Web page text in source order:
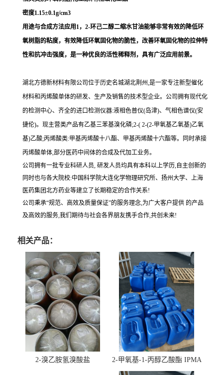
密度1.15±0.1g/cm3
用途与合成方法应用1，2-环己二醇二缩水甘油能够非常有效的降低环
氧树脂的粘度，有效降低环氧固化物的脆性，改善环氧固化物的拉伸特
性和抗冲击强度，是一种优良的活性稀释剂，具有广泛应用前景。
湖北方德新材料有限公司位于历史名城湖北荆州,是一家专注新型催化
材料和丙烯酸单体的研发、生产及销售的技术型企业。公司拥有现代化
的检测中心、齐全的进口检测仪器:液相色普仪(岛津)、气相色谱仪(安
捷伦)。现主营类产品有乙基三苯基溴化磷;2-( 2-(2-甲氧基乙氧基)乙氧
基)乙酸;丙烯酸类:甲基丙烯酸十八酯、甲基丙烯酸十六酯等。同时承接
丙烯酸单体,部分医药中间体的合成及代加工业务。
公司拥有一批专业科研人员, 研发人员均具有本科以上学历,自主创新的
同时也与各大院校:中国科学院大连化学物理研究所、扬州大学、上海
医药集团北方药业等建立了长期稳定的合作关系!
公司秉承“规范、高效及质量保证”的服务理念,为广大客户提供 的产品
及高效的服务,我们期待与社会各界朋友携手合作,共创未来!
相关产品：
2-溴乙胺氢溴酸盐 2-甲氧基-1-丙醇乙酸酯 IPMA